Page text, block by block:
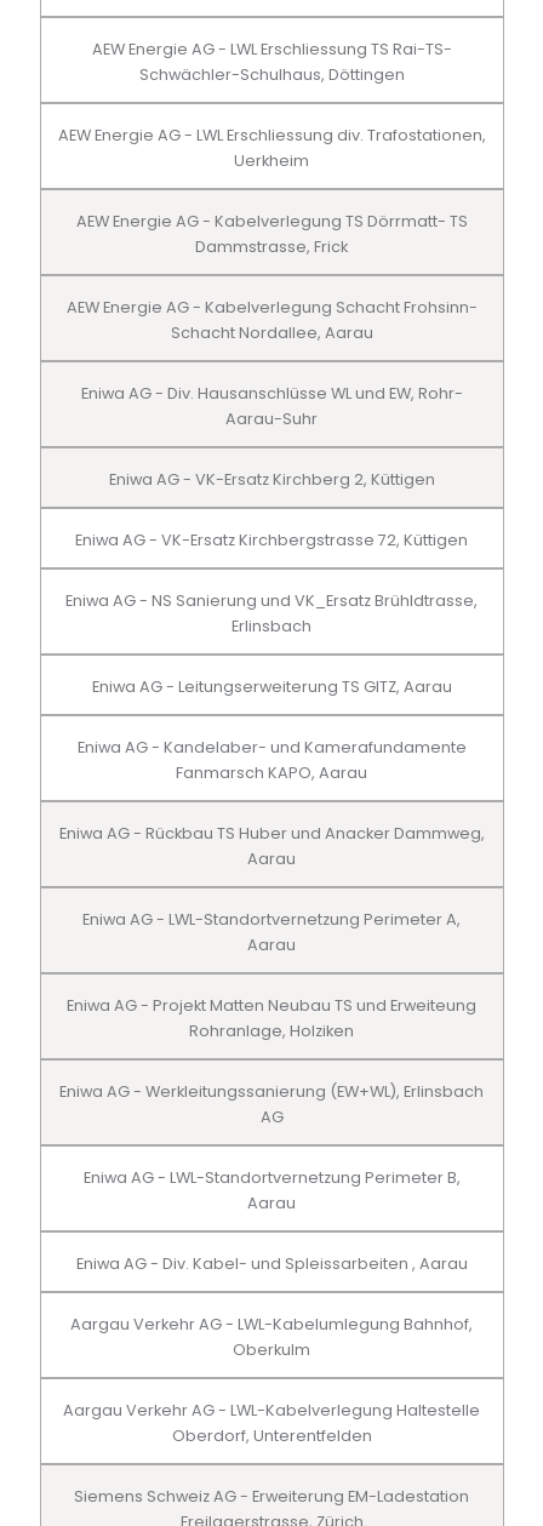
AEW Energie AG - LWL Erschliessung TS Rai-TS-
Schwächler-Schulhaus, Döttingen
AEW Energie AG - LWL Erschliessung div. Trafostationen,
Uerkheim
AEW Energie AG - Kabelverlegung TS Dörrmatt- TS
Dammstrasse, Frick
AEW Energie AG - Kabelverlegung Schacht Frohsinn-
Schacht Nordallee, Aarau
Eniwa AG - Div. Hausanschlüsse WL und EW, Rohr-
Aarau-Suhr
Eniwa AG - VK-Ersatz Kirchberg 2, Küttigen
Eniwa AG - VK-Ersatz Kirchbergstrasse 72, Küttigen
Eniwa AG - NS Sanierung und VK_Ersatz Brühldtrasse,
Erlinsbach
Eniwa AG - Leitungserweiterung TS GITZ, Aarau
Eniwa AG - Kandelaber- und Kamerafundamente
Fanmarsch KAPO, Aarau
Eniwa AG - Rückbau TS Huber und Anacker Dammweg,
Aarau
Eniwa AG - LWL-Standortvernetzung Perimeter A,
Aarau
Eniwa AG - Projekt Matten Neubau TS und Erweiteung
Rohranlage, Holziken
Eniwa AG - Werkleitungssanierung (EW+WL), Erlinsbach
AG
Eniwa AG - LWL-Standortvernetzung Perimeter B,
Aarau
Eniwa AG - Div. Kabel- und Spleissarbeiten , Aarau
Aargau Verkehr AG - LWL-Kabelumlegung Bahnhof,
Oberkulm
Aargau Verkehr AG - LWL-Kabelverlegung Haltestelle
Oberdorf, Unterentfelden
Siemens Schweiz AG - Erweiterung EM-Ladestation
Freilagerstrasse, Zürich